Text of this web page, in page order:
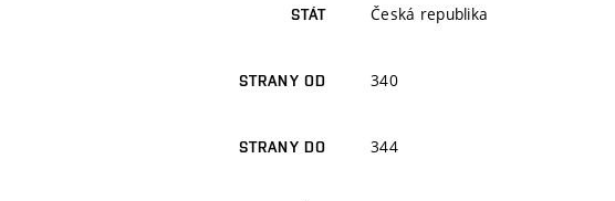
STÁT Česká republika
STRANY OD 340
STRANY DO 344